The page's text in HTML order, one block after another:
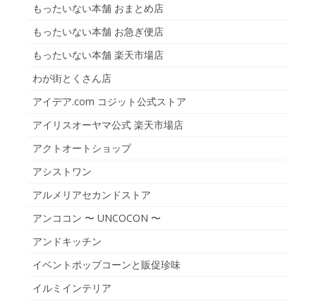
もったいない本舗 おまとめ店
もったいない本舗 お急ぎ便店
もったいない本舗 楽天市場店
わが街とくさん店
アイデア.com コジット公式ストア
アイリスオーヤマ公式 楽天市場店
アクトオートショップ
アシストワン
アルメリアセカンドストア
アンココン 〜 UNCOCON 〜
アンドキッチン
イベントポップコーンと販促珍味
イルミインテリア